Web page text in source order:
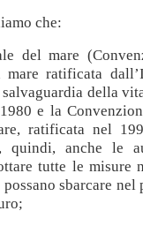
che:
del mare
ratificata
della
e la
ratificata nel
quindi, anche le
tutte le misure
sbarcare nel